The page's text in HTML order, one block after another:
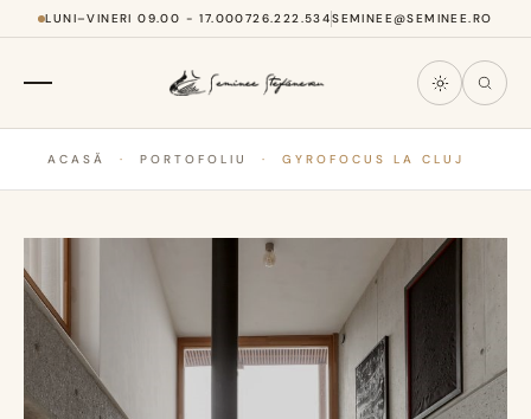
LUNI–VINERI 09.00 - 17.000726.222.534SEMINEE@SEMINEE.RO
ACASĂ · PORTOFOLIU · GYROFOCUS LA CLUJ